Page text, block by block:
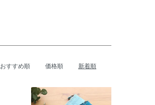
おすすめ順 価格順 新着順